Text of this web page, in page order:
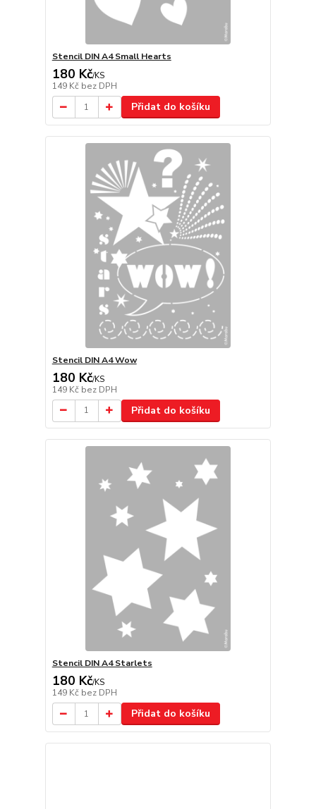
Stencil DIN A4 Small Hearts
180 Kč/KS
149 Kč bez DPH
Přidat do košíku
Stencil DIN A4 Wow
180 Kč/KS
149 Kč bez DPH
Přidat do košíku
Stencil DIN A4 Starlets
180 Kč/KS
149 Kč bez DPH
Přidat do košíku